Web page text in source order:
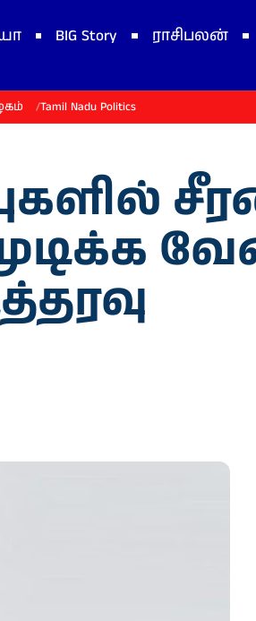
BIG Story ராசிபலன்
Tamil Nadu Politics